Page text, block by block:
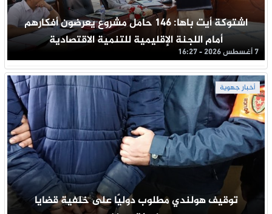
اشتوكة أيت باها: 146 حامل مشروع يعرضون أفكارهم
أمام اللجنة الإقليمية للتنمية الاقتصادية
7 أغسطس 2026 - 16:27
أخبار جهوية
توقيف هولندي مطلوب دوليًا على خلفية قضايا